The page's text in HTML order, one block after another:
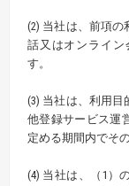
(2) 当社は、前項
話又はオンライン
す。
(3) 当社は、利用
他登録サービス運
定める期間内でそ
(4) 当社は、（1）